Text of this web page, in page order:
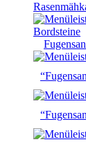
Bordsteine